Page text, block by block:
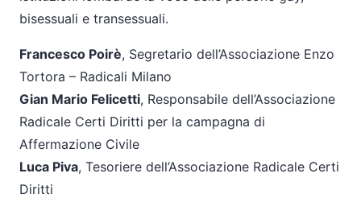
bisessuali e transessuali.
Francesco Poirè, Segretario dell’Associazione Enzo
Tortora – Radicali Milano
Gian Mario Felicetti, Responsabile dell’Associazione
Radicale Certi Diritti per la campagna di
Affermazione Civile
Luca Piva, Tesoriere dell’Associazione Radicale Certi
Diritti